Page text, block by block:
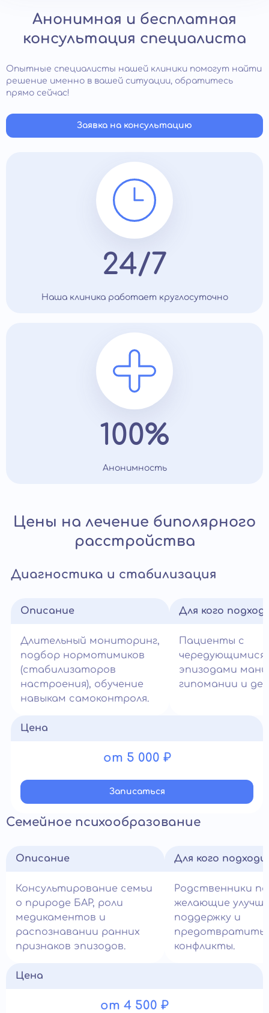
Анонимная и бесплатная
консультация специалиста
Опытные специалисты нашей клиники помогут найти
решение именно в вашей ситуации, обратитесь
прямо сейчас!
Заявка на консультацию
24/7
Наша клиника работает круглосуточно
100%
Анонимность
Цены на лечение биполярного
расстройства
Диагностика и стабилизация
Описание
Длительный мониторинг,
подбор нормотимиков
(стабилизаторов
настроения), обучение
навыкам самоконтроля.
Для кого
Пациенты с
чередующимися
эпизодами
гипомании и
Цена
от 5 000 ₽
Записатьcя
Семейное психообразование
Описание
Консультирование семьи
о природе БАР, роли
медикаментов и
распознавании ранних
признаков эпизодов.
Для кого
Родственники
желающие
поддержку и
предотвратить
конфликты.
Цена
от 4 500 ₽